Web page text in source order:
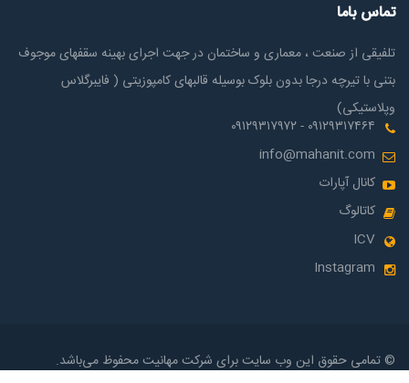
تماس باما
تلفیقی از صنعت ، معماری و ساختمان در جهت اجرای بهینه سقفهای موجوف
بتنی با تیرچه درجا بدون بلوک بوسیله قالبهای کامپوزیتی ( فایبرگلاس
وپلاستیکی)
۰۹۱۲۹۳۱۷۴۶۴ - ۰۹۱۲۹۳۱۷۹۷۲
info@mahanit.com
کانال آپارات
کاتالوگ
ICV
Instagram
© تمامی حقوق این وب سایت برای شرکت مهانیت محفوظ می‌باشد.